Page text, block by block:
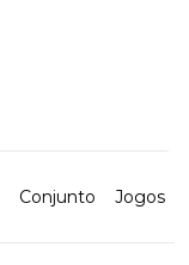
Conjunto Jogos